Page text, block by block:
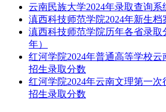
云南民族大学2024年录取查询系
滇西科技师范学院2024年新生档
滇西科技师范学院历年各省录取
年）
红河学院2024年普通高等学校
招生录取分数
红河学院2024年云南文理第一
招生录取分数